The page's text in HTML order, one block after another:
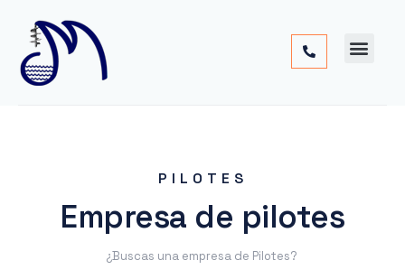
PILOTES
Empresa de pilotes
¿Buscas una empresa de Pilotes?